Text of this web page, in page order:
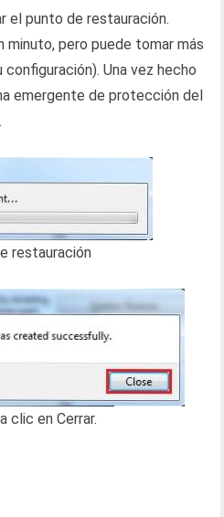
el punto de restauración.
minuto, pero puede tomar más
Una vez hecho
emergente de protección del
.
restauración
clic en Cerrar.